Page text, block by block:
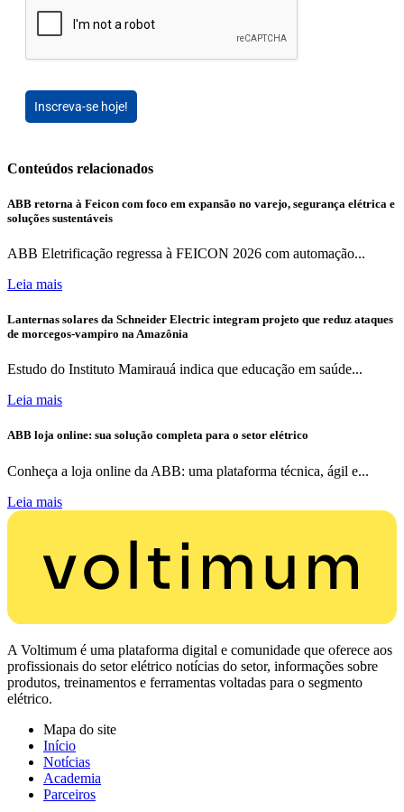
Inscreva-se hoje!
Conteúdos relacionados
ABB retorna à Feicon com foco em expansão no varejo, segurança elétrica e
soluções sustentáveis
ABB Eletrificação regressa à FEICON 2026 com automação...
Leia mais
Lanternas solares da Schneider Electric integram projeto que reduz ataques
de morcegos-vampiro na Amazônia
Estudo do Instituto Mamirauá indica que educação em saúde...
Leia mais
ABB loja online: sua solução completa para o setor elétrico
Conheça a loja online da ABB: uma plataforma técnica, ágil e...
Leia mais
A Voltimum é uma plataforma digital e comunidade que oferece aos
profissionais do setor elétrico notícias do setor, informações sobre
produtos, treinamentos e ferramentas voltadas para o segmento
elétrico.
Mapa do site
Início
Notícias
Academia
Parceiros